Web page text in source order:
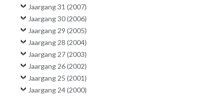
Jaargang 31 (2007)
Jaargang 30 (2006)
Jaargang 29 (2005)
Jaargang 28 (2004)
Jaargang 27 (2003)
Jaargang 26 (2002)
Jaargang 25 (2001)
Jaargang 24 (2000)